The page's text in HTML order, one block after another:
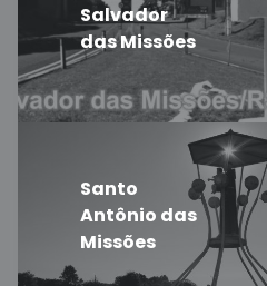
Salvador
das Missões
Santo
Antônio das
Missões